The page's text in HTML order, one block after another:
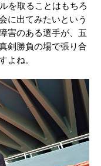
を取ることはもちろ
に出てみたいという
害のある選手が、五
剣勝負の場で張り合
よね。